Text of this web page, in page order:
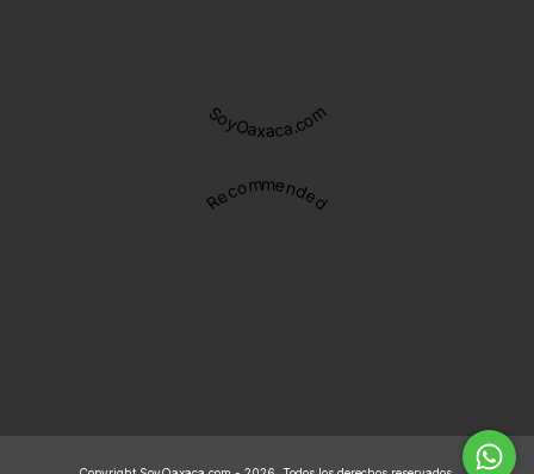
SoyOaxaca.com
Recommended